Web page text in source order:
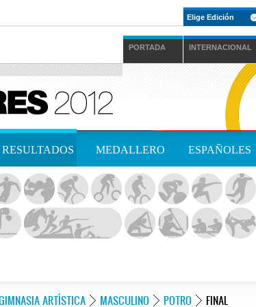
Elige Edición
PORTADA INTERNACIONAL
RESULTADOS MEDALLERO ESPAÑOLES
ARTÍSTICA MASCULINO POTRO FINAL